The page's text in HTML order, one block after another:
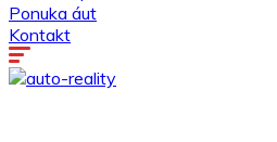
Ponuka áut
Kontakt